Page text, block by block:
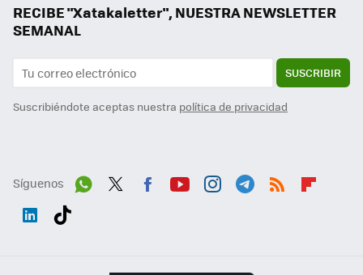
RECIBE "Xatakaletter", NUESTRA NEWSLETTER
SEMANAL
SUSCRIBIR
Suscribiéndote aceptas nuestra política de privacidad
Síguenos